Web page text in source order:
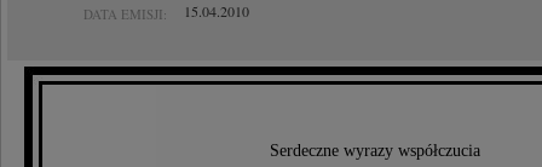
DATA EMISJI: 15.04.2010
Serdeczne wyrazy współczucia